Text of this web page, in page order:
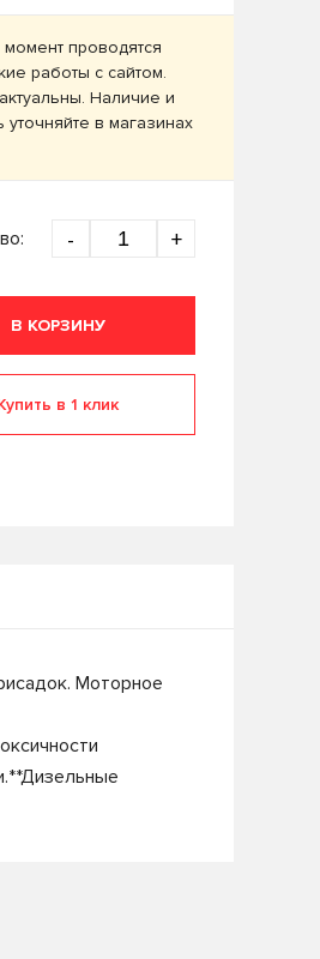
проводятся
работы с сайтом.
Наличие и
уточняйте в магазинах
- +
В КОРЗИНУ
в 1 клик
Моторное